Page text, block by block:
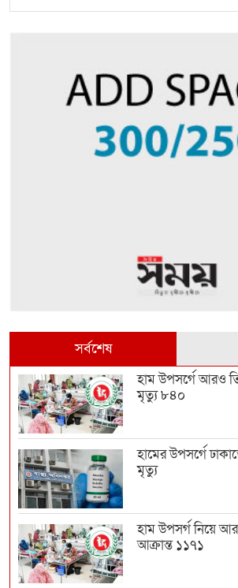
সর্বশেষ
হাম উপসর্গে আরও
মৃত্যু ৮৪০
হামের উপসর্গে
মৃত্যু
হাম উপসর্গ নিয়ে
আক্রান্ত ১১৭১